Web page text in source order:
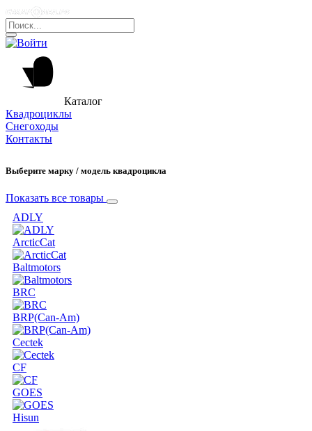
Каталог
Квадроциклы
Снегоходы
Контакты
Выберите марку / модель квадроцикла
Показать все товары
ADLY
ArcticCat
Baltmotors
BRC
BRP(Can-Am)
Cectek
CF
GOES
Hisun